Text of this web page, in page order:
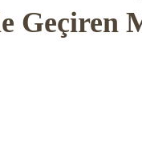
Geçiren